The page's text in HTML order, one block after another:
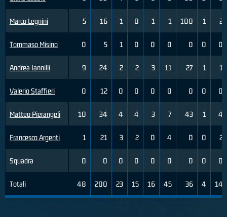
Marco Legnini
Tommaso Misino
Andrea Iannilli
Valerio Staffieri
Matteo Pierangeli
Francesco Argenti
Squadra
Totali
5 16 1 0 1 1 100 1 2
0 5 1 0 0 0 0 0 0
9 24 2 2 3 11 27 1 1
0 12 0 0 0 0 0 0 0
10 34 4 4 3 7 43 1 4
1 21 3 2 0 4 0 0 2
0 0 0 0 0 0 0 0 0
48 200 23 15 16 45 36 4 14